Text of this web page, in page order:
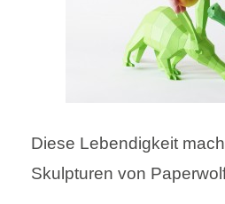
Diese Lebendigkeit
Skulpturen von